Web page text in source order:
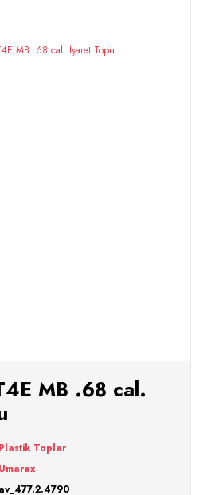
MB .68 cal.
Plastik Toplar
Umarex
av_477.2.4790